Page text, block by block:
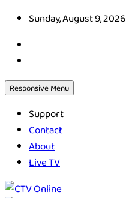
Skip
content
Sunday, August 9, 2026
Responsive Menu
Support
Contact
About
Live TV